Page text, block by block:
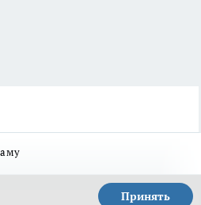
Принять